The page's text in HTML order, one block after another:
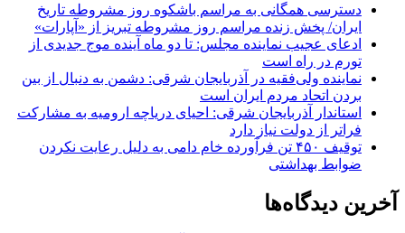
دسترسی همگانی به مراسم باشکوه روز مشروطه تاریخ
ایران/ پخش زنده مراسم روز مشروطه تبریز از «آپارات»
ادعای عجیب نماینده مجلس: تا دو ماه آینده موج جدیدی از
تورم در راه است
نماینده ولی‌فقیه در آذربایجان شرقی: دشمن به دنبال از بین
بردن اتحاد مردم ایران است
استاندار آذربایجان شرقی: احیای دریاچه ارومیه به مشارکت
فراتر از دولت نیاز دارد
توقیف ۴۵۰ تن فرآورده خام دامی به دلیل رعایت نکردن
ضوابط بهداشتی
آخرین دیدگاه‌ها